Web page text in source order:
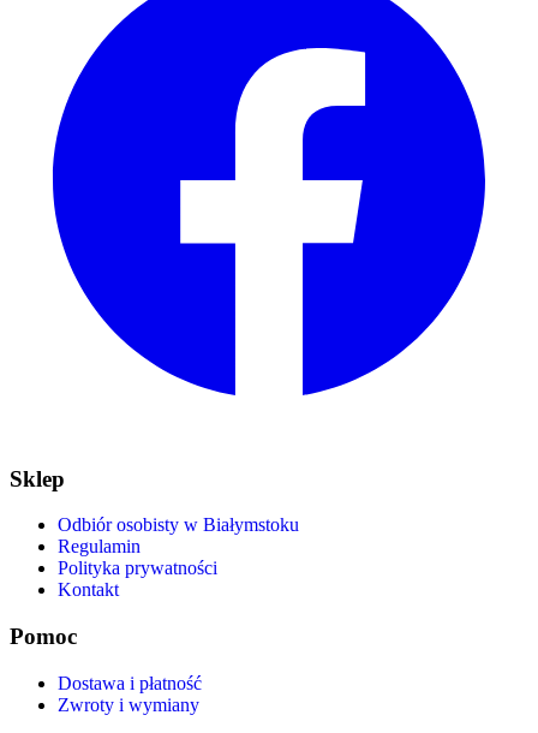
Sklep
Odbiór osobisty w Białymstoku
Regulamin
Polityka prywatności
Kontakt
Pomoc
Dostawa i płatność
Zwroty i wymiany